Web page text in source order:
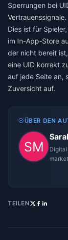
Sperrungen bei
Vertrauenssignale.
Dies ist für
im In-App-Store
der nicht bereit
eine UID korrekt
auf jede Seite an,
Zuversicht auf.
ÜBER DEN
TEILEN